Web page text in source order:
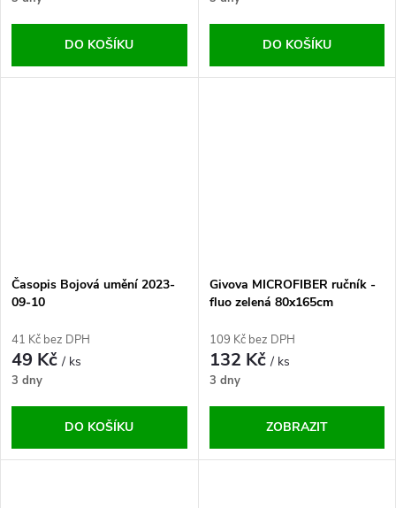
DO KOŠÍKU DO KOŠÍKU
Časopis Bojová umění 2023-
09-10
41 Kč bez DPH
49 Kč/ ks
3 dny
DO KOŠÍKU
Givova MICROFIBER ručník -
fluo zelená 80x165cm
109 Kč bez DPH
132 Kč/ ks
3 dny
ZOBRAZIT